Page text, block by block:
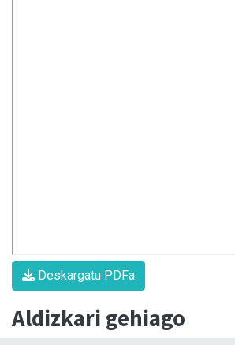
Deskargatu PDFa
Aldizkari gehiago